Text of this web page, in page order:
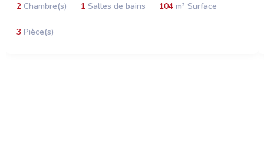
2 Chambre(s) 1 Salles de bains 104 m² Surface
3 Pièce(s)